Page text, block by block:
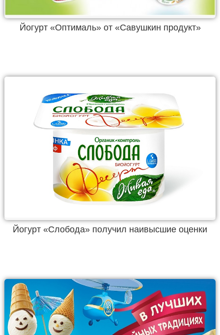
Йогурт «Оптималь» от «Савушкин продукт»
Йогурт «Слобода» получил наивысшие оценки